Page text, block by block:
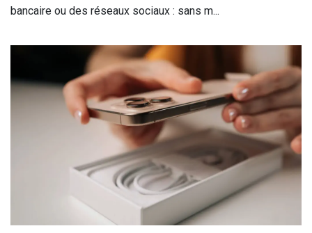
bancaire ou des réseaux sociaux : sans m...